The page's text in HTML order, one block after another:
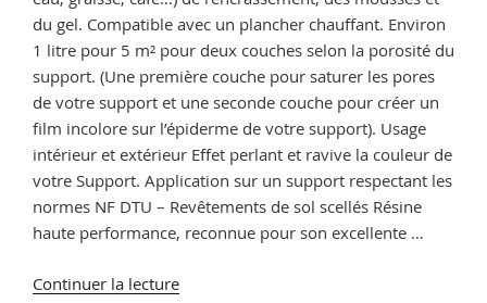
du gel. Compatible avec un plancher chauffant. Environ
1 litre pour 5 m² pour deux couches selon la porosité du
support. (Une première couche pour saturer les pores
de votre support et une seconde couche pour créer un
film incolore sur l’épiderme de votre support). Usage
intérieur et extérieur Effet perlant et ravive la couleur de
votre Support. Application sur un support respectant les
normes NF DTU – Revêtements de sol scellés Résine
haute performance, reconnue pour son excellente …
Continuer la lecturede